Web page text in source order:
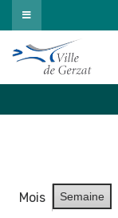
Passer
au
contenu
Mois Semaine